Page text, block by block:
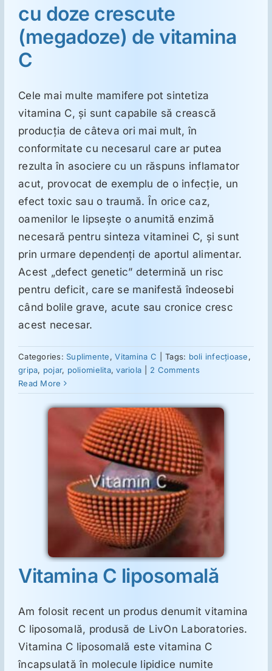
Suplimente
Ginecologie
Mesajele lui Reichelt
Dietă
LDN
ORL
Toxicologie
Antipsihiatrie
cu doze crescute
(megadoze) de vitamina
C
Cele mai multe mamifere pot sintetiza
vitamina C, şi sunt capabile să crească
producţia de câteva ori mai mult, în
conformitate cu necesarul care ar putea
rezulta în asociere cu un răspuns inflamator
acut, provocat de exemplu de o infecţie, un
efect toxic sau o traumă. În orice caz,
oamenilor le lipseşte o anumită enzimă
necesară pentru sinteza vitaminei C, şi sunt
prin urmare dependenţi de aportul alimentar.
Acest „defect genetic” determină un risc
pentru deficit, care se manifestă îndeosebi
când bolile grave, acute sau cronice cresc
acest necesar.
Categories: Suplimente,Vitamina C Tags: boli infecțioase,
gripa, pojar, poliomielita,variola
2 Comments
Read More
Vitamina C liposomală
Am folosit recent un produs denumit vitamina
C liposomală, produsă de LivOn Laboratories.
Vitamina C liposomală este vitamina C
încapsulată în molecule lipidice numite